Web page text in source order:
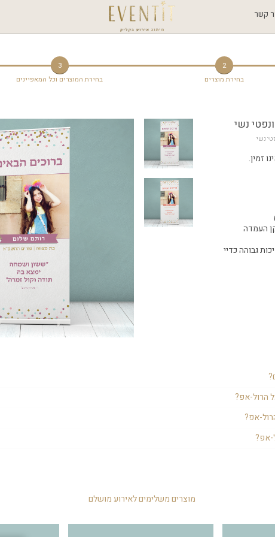
קשר
2
בחירת מוצרים
3
בחירת המוצרים וכל המאפיינים
נשי
נשי
זמין.
העמדה
גבוהה כדיי
שעליו מונח פוסטר גדול עם מסר או מידע מסוים. הרול-אפ ניתן לקיפול, ולכן אפשר
למקום. הרול-אפ מתאים לכניסה לאולם, לחגיגה במועדון, לופט ובכל מקום אחר.
הרול-אפ?
את תמונת נערת בת המצווה ו/או כל כיתוב ועיצוב שאתם רוצים.
אפ?
באירוע בכניסה לאולם ולשמור למזכרת.
אפ?
מוצרים משלימים לאירוע מושלם